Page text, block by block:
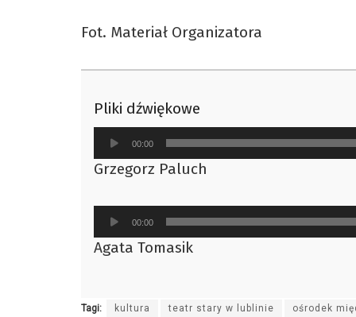
Fot. Materiał Organizatora
Pliki dźwiękowe
Odtwarzacz
plików
dźwiękowych
00:00
Grzegorz Paluch
Odtwarzacz
plików
dźwiękowych
00:00
Agata Tomasik
Tagi: kultura teatr stary w lublinie ośrodek